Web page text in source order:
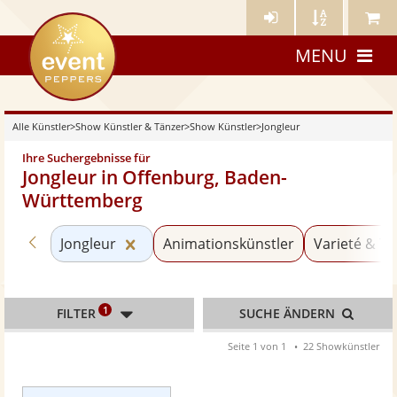
Künstler- Künstler Meine
eventpeppers
MENU
Alle Künstler>Show Künstler & Tänzer>Show Künstler>Jongleur
Ihre Suchergebnisse für
Jongleur in Offenburg, Baden-
Württemberg
Zurück zu «Show Künstler»
Jongleur Kategorie «Jongleur» zurücksetzen
Animationskünstler Varieté &
FILTER 1 SUCHE ÄNDERN
Seite 1 von 1 22 Showkünstler